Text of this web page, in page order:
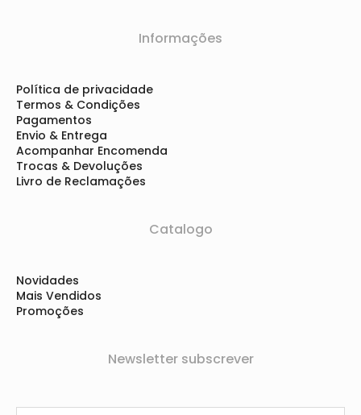
Informações
Política de privacidade
Termos & Condições
Pagamentos
Envio & Entrega
Acompanhar Encomenda
Trocas & Devoluções
Livro de Reclamações
Catalogo
Novidades
Mais Vendidos
Promoções
Newsletter subscrever